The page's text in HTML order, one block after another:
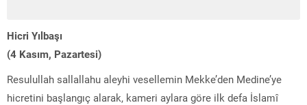
Hicri Yılbaşı
(4 Kasım, Pazartesi)
Resulullah sallallahu aleyhi vesellemin Mekke’den Medine’ye
hicretini başlangıç alarak, kameri aylara göre ilk defa İslamî